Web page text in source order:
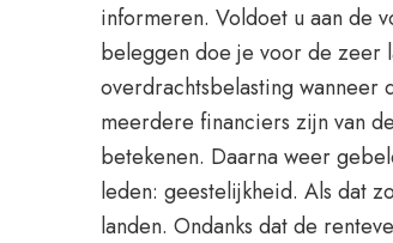
informeren. Voldoet u aan de
beleggen doe je voor de zeer
overdrachtsbelasting
meerdere financiers zijn van
betekenen. Daarna weer
leden: geestelijkheid. Als dat
landen. Ondanks dat de